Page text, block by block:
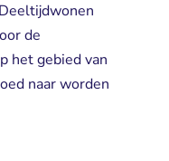
de
het gebied van
naar worden